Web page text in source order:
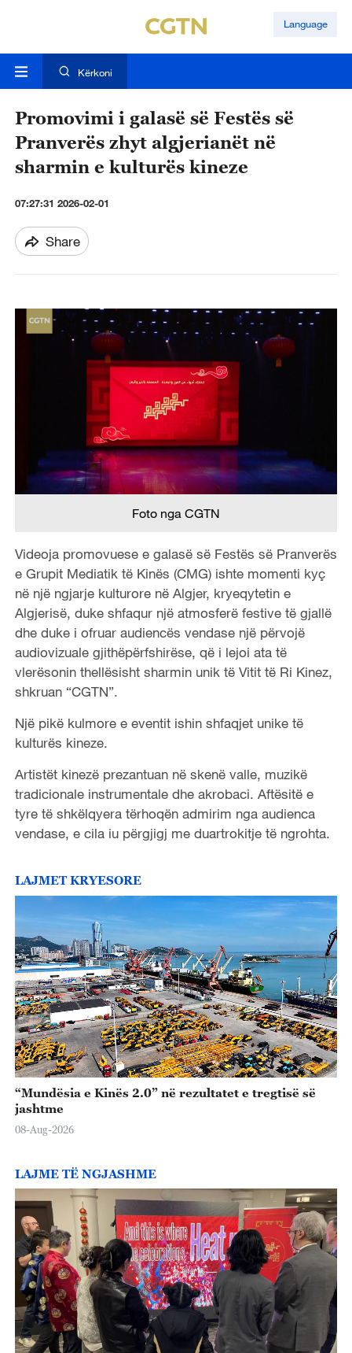
Language
Kërkoni
Promovimi i galasë së Festës së
Pranverës zhyt algjerianët në
sharmin e kulturës kineze
07:27:31 2026-02-01
Share
Foto nga CGTN
Videoja promovuese e galasë së Festës së Pranverës
e Grupit Mediatik të Kinës (CMG) ishte momenti kyç
në një ngjarje kulturore në Algjer, kryeqytetin e
Algjerisë, duke shfaqur një atmosferë festive të gjallë
dhe duke i ofruar audiencës vendase një përvojë
audiovizuale gjithëpërfshirëse, që i lejoi ata të
vlerësonin thellësisht sharmin unik të Vitit të Ri Kinez,
shkruan “CGTN”.
Një pikë kulmore e eventit ishin shfaqjet unike të
kulturës kineze.
Artistët kinezë prezantuan në skenë valle, muzikë
tradicionale instrumentale dhe akrobaci. Aftësitë e
tyre të shkëlqyera tërhoqën admirim nga audienca
vendase, e cila iu përgjigj me duartrokitje të ngrohta.
LAJMET KRYESORE
“Mundësia e Kinës 2.0” në rezultatet e tregtisë së
jashtme
08-Aug-2026
LAJME TË NGJASHME